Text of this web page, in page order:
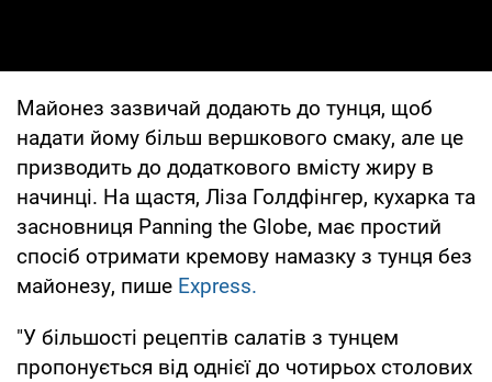
Майонез зазвичай додають до тунця, щоб
надати йому більш вершкового смаку, але це
призводить до додаткового вмісту жиру в
начинці. На щастя, Ліза Голдфінгер, кухарка та
засновниця Panning the Globe, має простий
спосіб отримати кремову намазку з тунця без
майонезу, пише Express.
"У більшості рецептів салатів з тунцем
пропонується від однієї до чотирьох столових